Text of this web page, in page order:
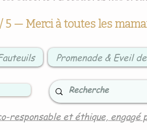
5 — Merci à toutes les
Promenade & Eveil
responsable et éthique, engagé